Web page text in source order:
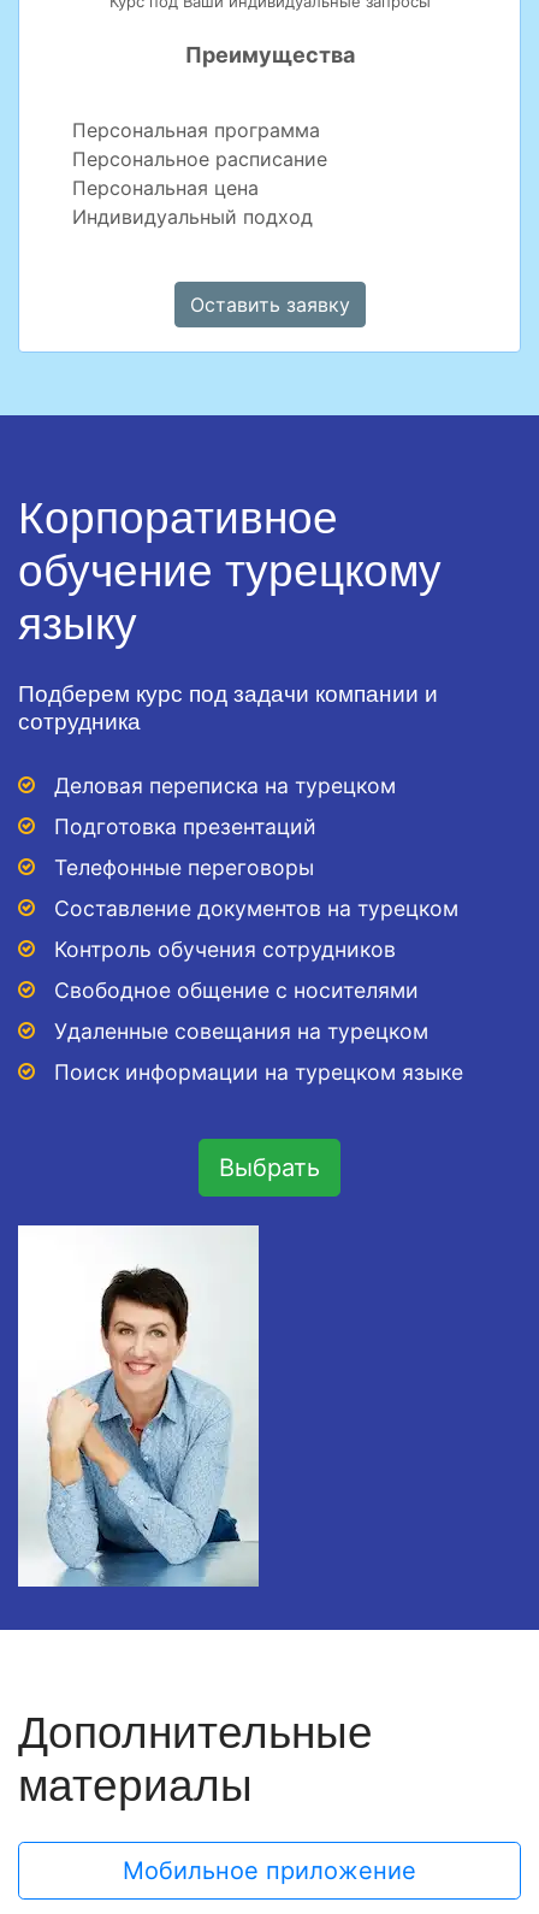
Преимущества
Персональная программа
Персональное расписание
Персональная цена
Индивидуальный подход
Оставить заявку
Корпоративное
обучение турецкому
языку
Подберем курс под задачи компании и
сотрудника
Деловая переписка на турецком
Подготовка презентаций
Телефонные переговоры
Составление документов на турецком
Контроль обучения сотрудников
Свободное общение с носителями
Удаленные совещания на турецком
Поиск информации на турецком языке
Выбрать
Дополнительные
материалы
Мобильное приложение